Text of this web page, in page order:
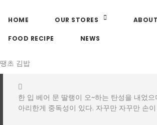
HOME OUR STORES
FOOD RECIPE NEWS
땡초 김밥
한 입 베어 문 딸랭이 오~하는 탄성을 내었
아리한게 중독성이 있다. 자꾸만 자꾸만 손